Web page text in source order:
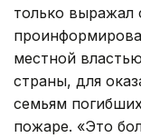
только выражал
местной
страны, для
семьям
пожаре. «Это